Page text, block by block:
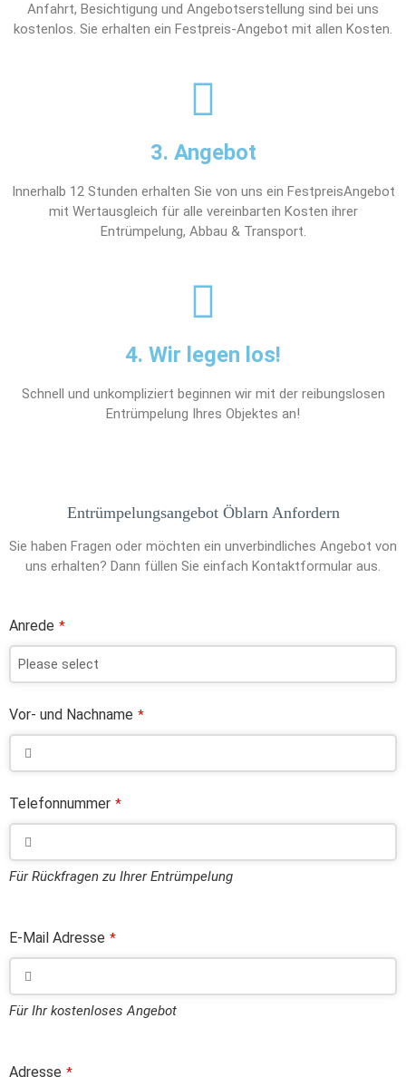
Anfahrt, Besichtigung und Angebotserstellung sind bei uns
kostenlos. Sie erhalten ein Festpreis-Angebot mit allen Kosten.
3. Angebot
Innerhalb 12 Stunden erhalten Sie von uns ein FestpreisAngebot
mit Wertausgleich für alle vereinbarten Kosten ihrer
Entrümpelung, Abbau & Transport.
4. Wir legen los!
Schnell und unkompliziert beginnen wir mit der reibungslosen
Entrümpelung Ihres Objektes an!
Entrümpelungsangebot Öblarn Anfordern
Sie haben Fragen oder möchten ein unverbindliches Angebot von
uns erhalten? Dann füllen Sie einfach Kontaktformular aus.
Anrede *
Vor- und Nachname *
Telefonnummer *
Für Rückfragen zu Ihrer Entrümpelung
E-Mail Adresse *
Für Ihr kostenloses Angebot
Adresse *